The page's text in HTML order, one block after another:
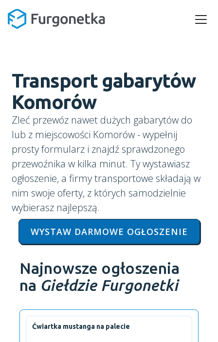
Transport gabarytów
Komorów
Zleć przewóz nawet dużych gabarytów do
lub z miejscowości Komorów - wypełnij
prosty formularz i znajdź sprawdzonego
przewoźnika w kilka minut. Ty wystawiasz
ogłoszenie, a firmy transportowe składają w
nim swoje oferty, z których samodzielnie
wybierasz najlepszą.
WYSTAW DARMOWE OGŁOSZENIE
Najnowsze ogłoszenia
na Giełdzie Furgonetki
Ćwiartka mustanga na palecie